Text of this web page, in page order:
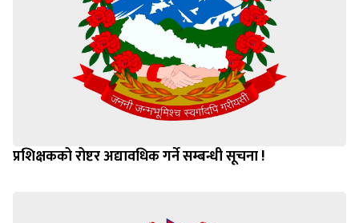
प्रशिक्षकको रोष्टर अद्यावधिक गर्ने सम्बन्धी सूचना !